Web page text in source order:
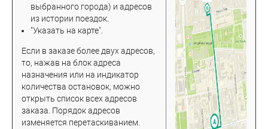
выбранного города) и адресов
из истории поездок.
"Указать на карте".
Если в заказе более двух адресов,
то, нажав на блок адреса
назначения или на индикатор
количества остановок, можно
открыть список всех адресов
заказа. Порядок адресов
изменяется перетаскиванием.